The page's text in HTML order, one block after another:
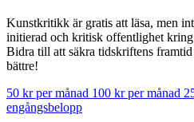
Kunstkritikk är gratis att läsa, men
initierad och kritisk offentlighet kring
Bidra till att säkra tidskriftens
bättre!
50 kr per månad 100 kr per månad
engångsbelopp